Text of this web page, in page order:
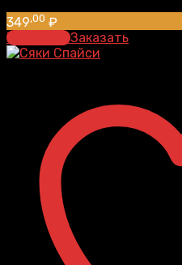
349,00 ₽
В корзинуЗаказать